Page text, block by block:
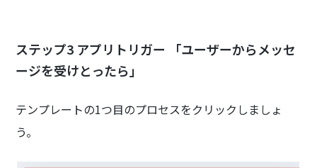
ステップ3 アプリトリガー 「ユーザーからメッセ
ージを受けとったら」
テンプレートの1つ目のプロセスをクリックしましょ
う。